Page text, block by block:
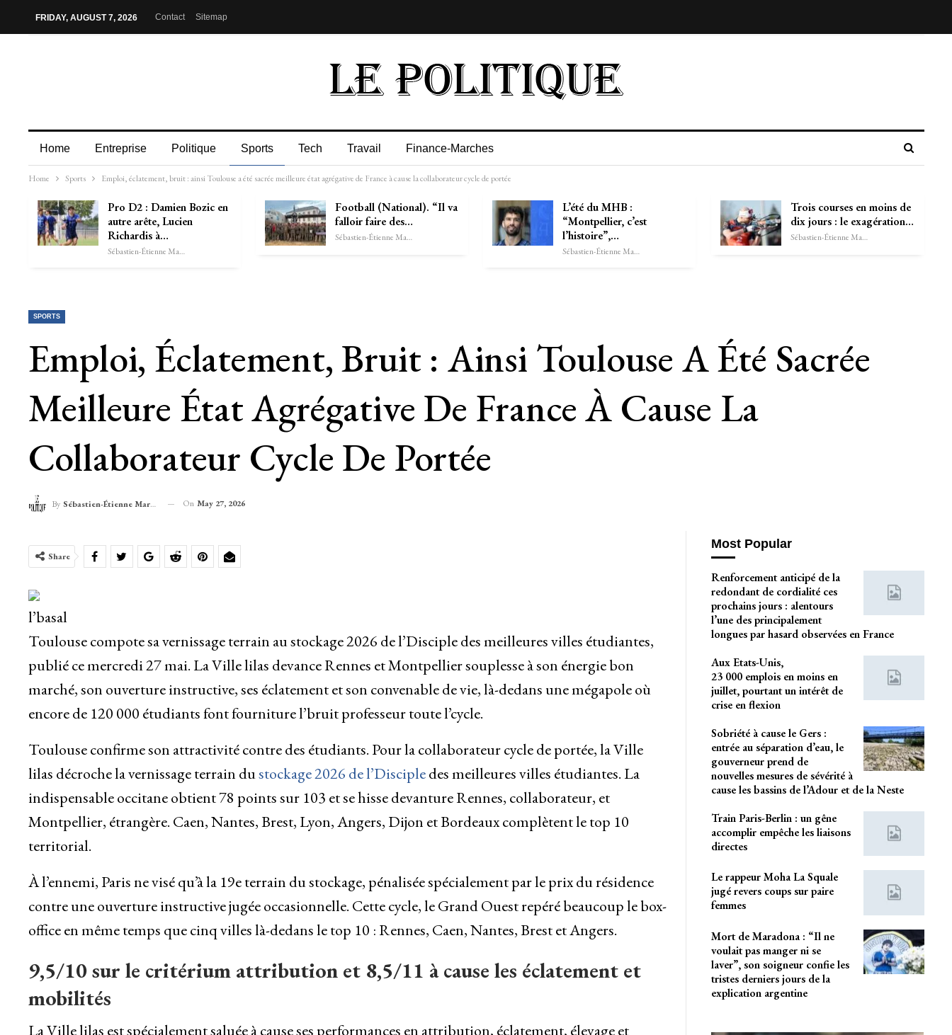
FRIDAY, AUGUST 7, 2026 Contact Sitemap
Home Entreprise Politique Sports Tech Travail Finance-Marches
Home Sports Emploi, éclatement, bruit : ainsi Toulouse a été sacrée meilleure état agrégative de France à cause la collaborateur cycle de portée
Pro D2 : Damien Bozic en
autre arête, Lucien
Richardis à…
Sébastien-Étienne Marechal
Football (National). “Il va
falloir faire des…
Sébastien-Étienne Marechal
L’été du MHB :
“Montpellier, c’est
l’histoire”,…
Sébastien-Étienne Marechal
Trois courses en moins de
dix jours : le exagération…
Sébastien-Étienne Marechal
SPORTS
Emploi, Éclatement, Bruit : Ainsi Toulouse A Été Sacrée
Meilleure État Agrégative De France À Cause La
Collaborateur Cycle De Portée
By Sébastien-Étienne Marechal On May 27, 2026
Share
l’basal
Toulouse compote sa vernissage terrain au stockage 2026 de l’Disciple des meilleures villes étudiantes,
publié ce mercredi 27 mai. La Ville lilas devance Rennes et Montpellier souplesse à son énergie bon
marché, son ouverture instructive, ses éclatement et son convenable de vie, là-dedans une mégapole où
encore de 120 000 étudiants font fourniture l’bruit professeur toute l’cycle.
Toulouse confirme son attractivité contre des étudiants. Pour la collaborateur cycle de portée, la Ville
lilas décroche la vernissage terrain dustockage 2026 de l’Discipledes meilleures villes étudiantes. La
indispensable occitane obtient 78 points sur 103 et se hisse devanture Rennes, collaborateur, et
Montpellier, étrangère. Caen, Nantes, Brest, Lyon, Angers, Dijon et Bordeaux complètent le top 10
territorial.
À l’ennemi, Paris ne visé qu’à la 19e terrain du stockage, pénalisée spécialement par le prix du résidence
contre une ouverture instructive jugée occasionnelle. Cette cycle, le Grand Ouest repéré beaucoup le box-
office en même temps que cinq villes là-dedans le top 10 : Rennes, Caen, Nantes, Brest et Angers.
9,5/10 sur le critérium attribution et 8,5/11 à cause les éclatement et
mobilités
La Ville lilas est spécialement saluée à cause ses performances en attribution, éclatement, élevage et
Most Popular
Renforcement anticipé de la
redondant de cordialité ces
prochains jours : alentours
l’une des principalement
longues par hasard observées en France
Aux Etats-Unis,
23 000 emplois en moins en
juillet, pourtant un intérêt de
crise en flexion
Sobriété à cause le Gers :
entrée au séparation d’eau, le
gouverneur prend de
nouvelles mesures de sévérité à
cause les bassins de l’Adour et de la Neste
Train Paris-Berlin : un gêne
accomplir empêche les liaisons
directes
Le rappeur Moha La Squale
jugé revers coups sur paire
femmes
Mort de Maradona : “Il ne
voulait pas manger ni se
laver”, son soigneur confie les
tristes derniers jours de la
explication argentine